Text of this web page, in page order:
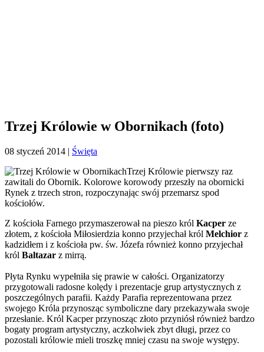
Trzej Królowie w Obornikach (foto)
08 styczeń 2014 | Święta
Trzej Królowie pierwszy raz
zawitali do Obornik. Kolorowe korowody przeszły na obornicki
Rynek z trzech stron, rozpoczynając swój przemarsz spod
kościołów.
Z kościoła Farnego przymaszerował na pieszo król Kacper ze
złotem, z kościoła Miłosierdzia konno przyjechał król Melchior z
kadzidłem i z kościoła pw. św. Józefa również konno przyjechał
król Baltazar z mirrą.
Płyta Rynku wypełniła się prawie w całości. Organizatorzy
przygotowali radosne kolędy i prezentacje grup artystycznych z
poszczególnych parafii. Każdy Parafia reprezentowana przez
swojego Króla przynosząc symboliczne dary przekazywała swoje
przesłanie. Król Kacper przynosząc złoto przyniósł również bardzo
bogaty program artystyczny, aczkolwiek zbyt długi, przez co
pozostali królowie mieli troszkę mniej czasu na swoje występy.